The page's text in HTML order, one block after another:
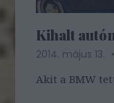
Kihalt
2014. május 13.
Akit a BMW